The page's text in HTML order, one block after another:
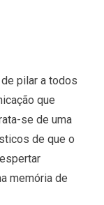
pilar a todos
que
se de uma
de que o
memória de